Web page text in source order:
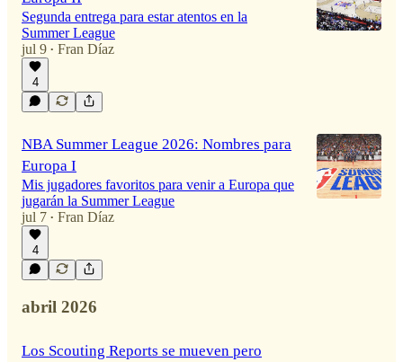
Segunda entrega para estar atentos en la
Summer League
jul 9 • Fran Díaz
4
NBA Summer League 2026: Nombres para
Europa I
Mis jugadores favoritos para venir a Europa que
jugarán la Summer League
jul 7 • Fran Díaz
4
abril 2026
Los Scouting Reports se mueven pero